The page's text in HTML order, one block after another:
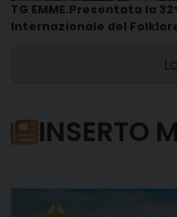
TG EMME.Presentata la
Internazionale del
INSERTO